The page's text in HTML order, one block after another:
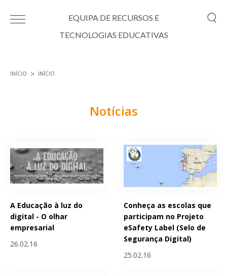
EQUIPA DE RECURSOS E
TECNOLOGIAS EDUCATIVAS
INÍCIO INÍCIO
Notícias
A Educação à luz do
digital - O olhar
empresarial
26.02.16
Conheça as escolas que
participam no Projeto
eSafety Label (Selo de
Segurança Digital)
25.02.16
Páginas